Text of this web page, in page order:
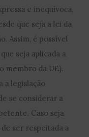
e inequívoca,
que seja a lei da
Assim, é possível
seja aplicada a
membro da UE).
a legislação
se considerar a
Caso seja
ser respeitada a